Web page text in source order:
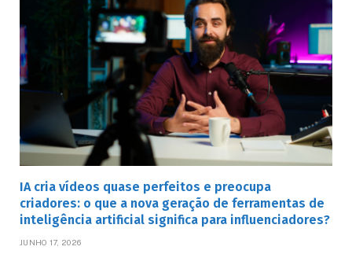
IA cria vídeos quase perfeitos e preocupa
criadores: o que a nova geração de ferramentas de
inteligência artificial significa para influenciadores?
JUNHO 17, 2026